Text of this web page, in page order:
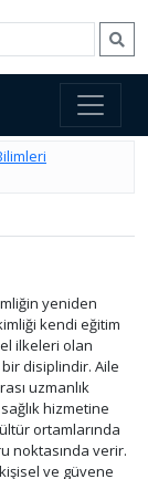
yeniden
kendi eğitim
ilkeleri olan
bir disiplindir. Aile
uzmanlık
hizmetine
ortamlarında
noktasında verir.
ve güvene